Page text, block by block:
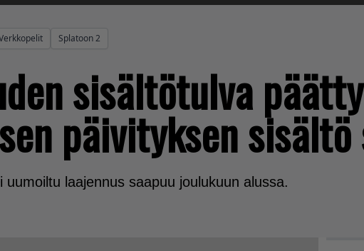
Splatoon 2
sisältötulva
päivityksen
uumoiltu laajennus saapuu joulukuun alussa.